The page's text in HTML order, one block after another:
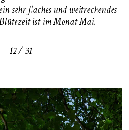
sehr flaches und weitrechendes
ist im Monat Mai.
12 / 31